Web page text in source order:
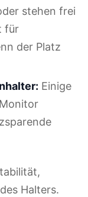
stehen frei
für
der Platz
Einige
Halters.